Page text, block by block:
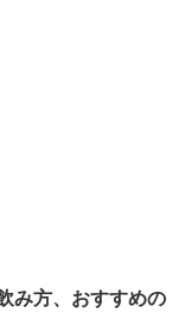
み方、おすすめの